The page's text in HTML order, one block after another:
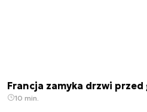
Francja zamyka drzwi przed
10 min.